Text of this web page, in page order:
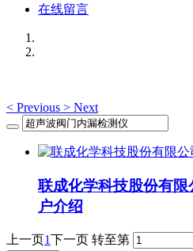
在线留言
< Previous > Next
联成化学科技股份有
户介绍
上一页1下一页 转至第